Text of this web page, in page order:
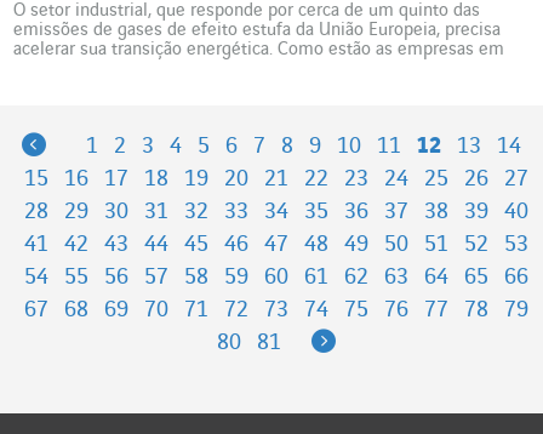
O setor industrial, que responde por cerca de um quinto das
emissões de gases de efeito estufa da União Europeia, precisa
acelerar sua transição energética. Como estão as empresas em
Previous
1 2 3 4 5 6 7 8 9 10 11 12 13
14
15
16 17 18 19 20 21 22 23 24 25 26
27
28
29 30 31 32 33 34 35 36 37 38 39
40
41
42 43 44 45 46 47 48 49 50 51 52
53
54
55 56 57 58 59 60 61 62 63 64 65
66
67
68 69 70 71 72 73 74 75 76 77 78
79
80
81 Next